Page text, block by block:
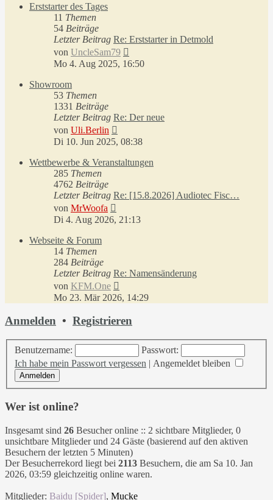
Erststarter des Tages
11 Themen
54 Beiträge
Letzter Beitrag Re: Erststarter in Detmold
von UncleSam79
Beitrag
Mo 4. Aug 2025, 16:50
Showroom
53 Themen
1331 Beiträge
Letzter Beitrag Re: Der neue
von Uli.Berlin
Beitrag
Di 10. Jun 2025, 08:38
Wettbewerbe & Veranstaltungen
285 Themen
4762 Beiträge
Letzter Beitrag Re: [15.8.2026] Audiotec Fisc…
von MrWoofa
Beitrag
Di 4. Aug 2026, 21:13
Webseite & Forum
14 Themen
284 Beiträge
Letzter Beitrag Re: Namensänderung
von KFM.One
Beitrag
Mo 23. Mär 2026, 14:29
Anmelden • Registrieren
Benutzername:
Passwort:
Ich habe mein Passwort vergessen | Angemeldet bleiben
Wer ist online?
Insgesamt sind 26 Besucher online :: 2 sichtbare Mitglieder, 0
unsichtbare Mitglieder und 24 Gäste (basierend auf den aktiven
Besuchern der letzten 5 Minuten)
Der Besucherrekord liegt bei 2113 Besuchern, die am Sa 10. Jan
2026, 03:59 gleichzeitig online waren.
Mitglieder: Baidu [Spider], Mucke